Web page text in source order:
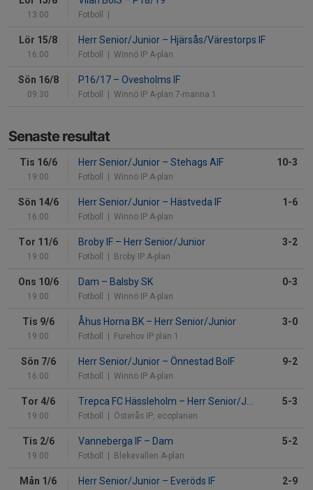
13:00 Fotboll
Lör 15/8
16:00
Herr Senior/Junior – Hjärsås/Värestorps IF
Fotboll | Winnö IP A-plan
Sön 16/8
09:30
P16/17 – Ovesholms IF
Fotboll | Winnö IP A-plan 7-manna 1
Senaste resultat
Tis 16/6
19:00
Herr Senior/Junior – Stehags AIF
Fotboll | Winnö IP A-plan
10-3
Sön 14/6
16:00
Herr Senior/Junior – Hästveda IF
Fotboll | Winnö IP A-plan
1-6
Tor 11/6
19:00
Broby IF – Herr Senior/Junior
Fotboll | Broby IP A-plan
3-2
Ons 10/6
19:00
Dam – Balsby SK
Fotboll | Winnö IP A-plan
0-3
Tis 9/6
19:00
Åhus Horna BK – Herr Senior/Junior
Fotboll | Furehov IP plan 1
3-0
Sön 7/6
16:00
Herr Senior/Junior – Önnestad BoIF
Fotboll | Winnö IP A-plan
9-2
Tor 4/6
19:00
Trepca FC Hässleholm – Herr Senior/Junior
Fotboll | Österås IP, ecoplanen
5-3
Tis 2/6
19:00
Vanneberga IF – Dam
Fotboll | Blekevallen A-plan
5-2
Mån 1/6 Herr Senior/Junior – Everöds IF 2-9